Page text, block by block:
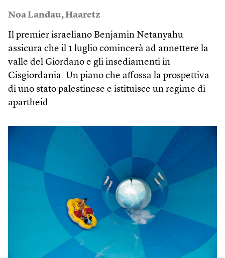
Noa Landau,Haaretz
Il premier israeliano Benjamin Netanyahu
assicura che il 1 luglio comincerà ad annettere la
valle del Giordano e gli insediamenti in
Cisgiordania. Un piano che affossa la prospettiva
di uno stato palestinese e istituisce un regime di
apartheid